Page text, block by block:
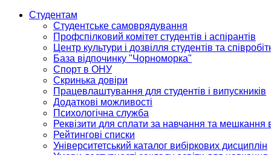
Студентам
Студентське самоврядування
Профспілковий комітет студентів і аспірантів
Центр культури і дозвілля студентів та
База відпочинку "Чорноморка"
Спорт в ОНУ
Скринька довіри
Працевлаштування для студентів і випускників
Додаткові можливості
Психологічна служба
Реквізити для сплати за навчання та мешкання
Рейтингові списки
Університетський каталог вибіркових дисциплін